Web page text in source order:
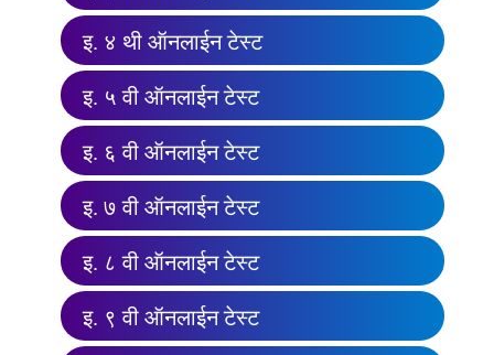
इ. ४ थी ऑनलाईन टेस्ट
इ. ५ वी ऑनलाईन टेस्ट
इ. ६ वी ऑनलाईन टेस्ट
इ. ७ वी ऑनलाईन टेस्ट
इ. ८ वी ऑनलाईन टेस्ट
इ. ९ वी ऑनलाईन टेस्ट